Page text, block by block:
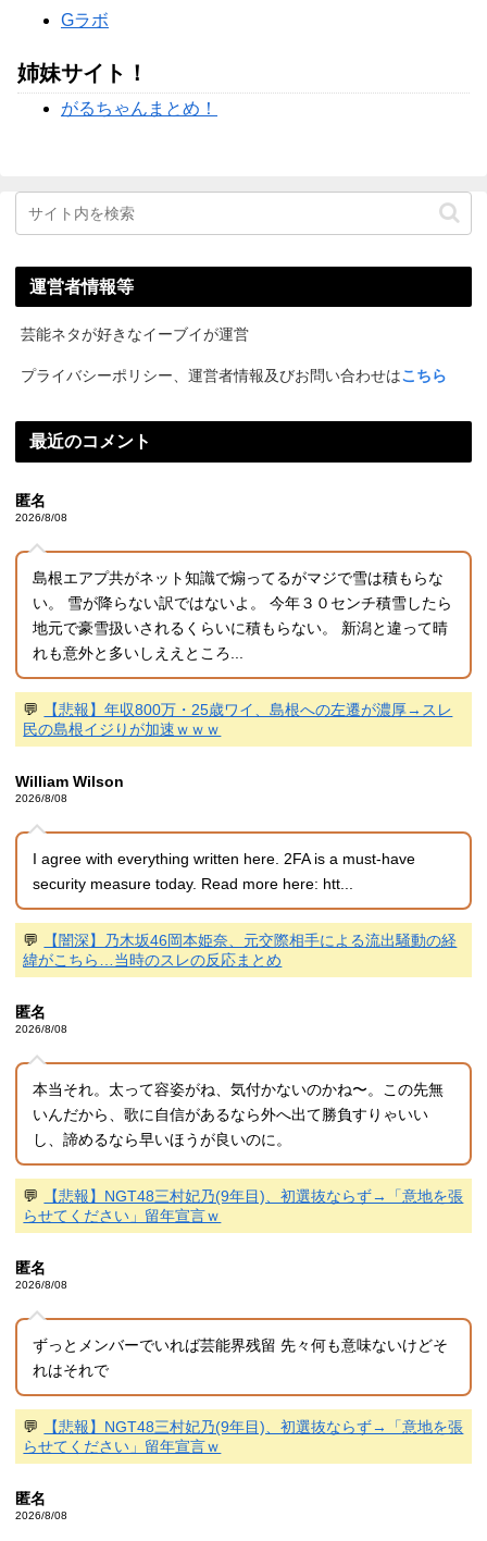
Gラボ
姉妹サイト！
がるちゃんまとめ！
運営者情報等
芸能ネタが好きなイーブイが運営
プライバシーポリシー、運営者情報及びお問い合わせはこちら
最近のコメント
匿名
2026/8/08
島根エアプ共がネット知識で煽ってるがマジで雪は積もらな
い。 雪が降らない訳ではないよ。 今年３０センチ積雪したら
地元で豪雪扱いされるくらいに積もらない。 新潟と違って晴
れも意外と多いしええところ...
💬
【悲報】年収800万・25歳ワイ、島根への左遷が濃厚→スレ
民の島根イジりが加速ｗｗｗ
William Wilson
2026/8/08
I agree with everything written here. 2FA is a must-have
security measure today. Read more here: htt...
💬
【闇深】乃木坂46岡本姫奈、元交際相手による流出騒動の経
緯がこちら…当時のスレの反応まとめ
匿名
2026/8/08
本当それ。太って容姿がね、気付かないのかね〜。この先無
いんだから、歌に自信があるなら外へ出て勝負すりゃいい
し、諦めるなら早いほうが良いのに。
💬
【悲報】NGT48三村妃乃(9年目)、初選抜ならず→「意地を張
らせてください」留年宣言ｗ
匿名
2026/8/08
ずっとメンバーでいれば芸能界残留 先々何も意味ないけどそ
れはそれで
💬
【悲報】NGT48三村妃乃(9年目)、初選抜ならず→「意地を張
らせてください」留年宣言ｗ
匿名
2026/8/08